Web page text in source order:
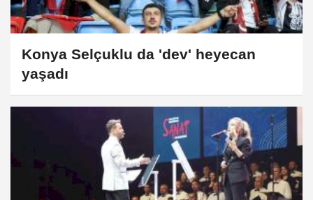
Konya Selçuklu da 'dev' heyecan
yaşadı